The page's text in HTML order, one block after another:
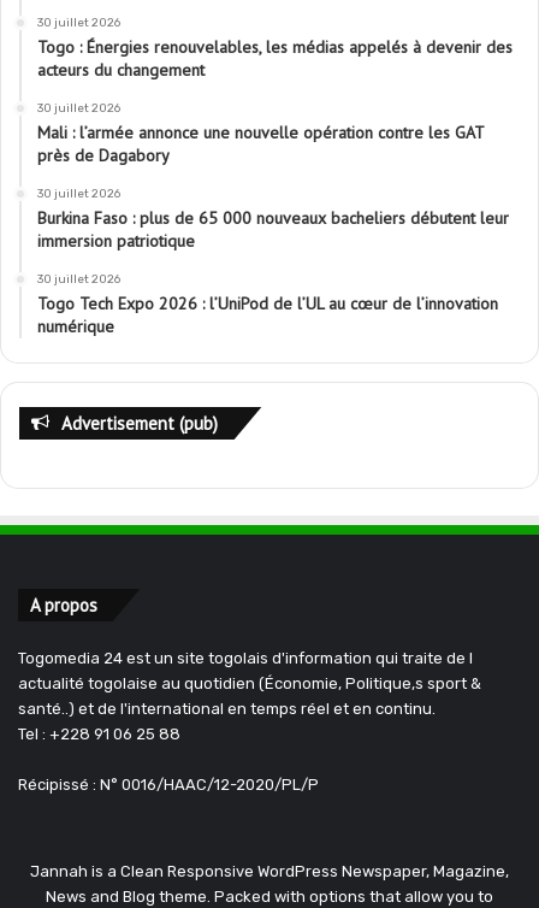
30 juillet 2026
Togo : Énergies renouvelables, les médias appelés à devenir des
acteurs du changement
30 juillet 2026
Mali : l’armée annonce une nouvelle opération contre les GAT
près de Dagabory
30 juillet 2026
Burkina Faso : plus de 65 000 nouveaux bacheliers débutent leur
immersion patriotique
30 juillet 2026
Togo Tech Expo 2026 : l’UniPod de l’UL au cœur de l’innovation
numérique
Advertisement (pub)
A propos
Togomedia 24 est un site togolais d'information qui traite de l
actualité togolaise au quotidien (Économie, Politique,s sport &
santé..) et de l'international en temps réel et en continu.
Tel : +228 91 06 25 88
Récipissé : N° 0016/HAAC/12-2020/PL/P
Jannah is a Clean Responsive WordPress Newspaper, Magazine,
News and Blog theme. Packed with options that allow you to